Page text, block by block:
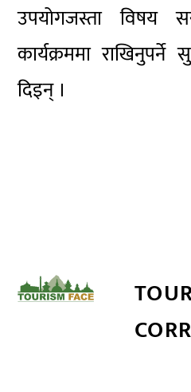
उपयोगजस्ता विषय
कार्यक्रममा
दिइन् ।